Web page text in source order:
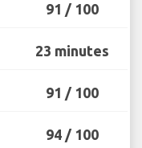
91 / 100
23 minutes
91 / 100
94 / 100